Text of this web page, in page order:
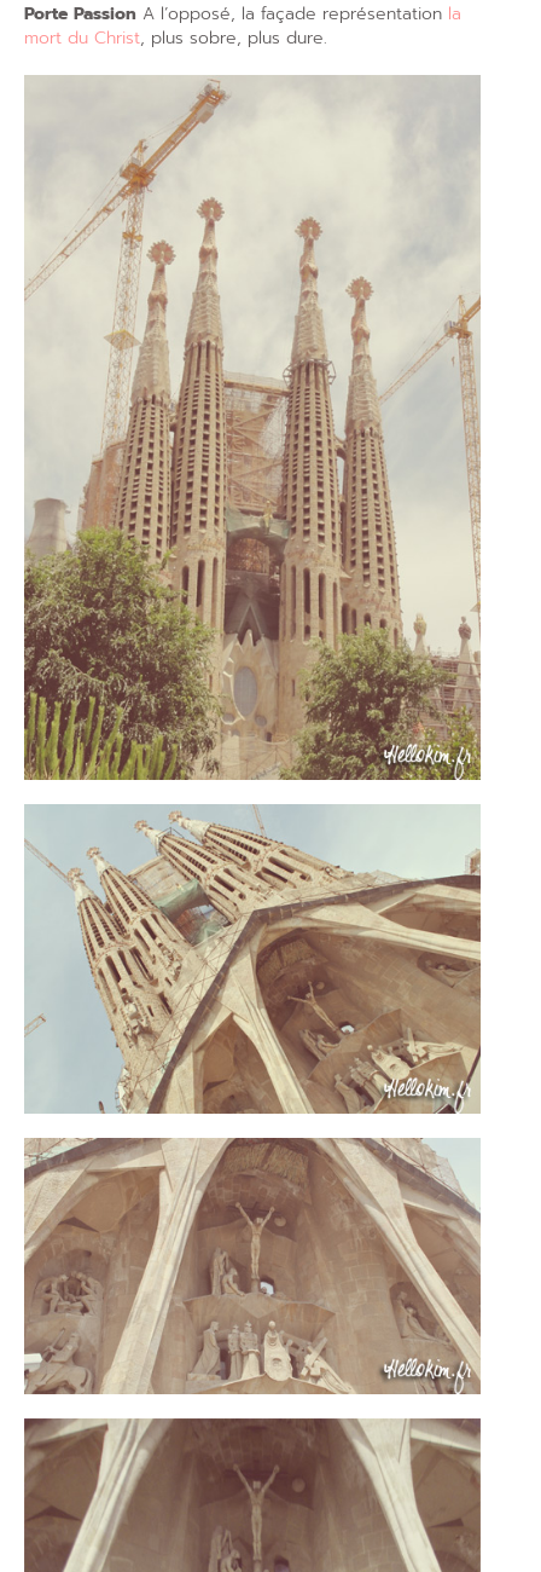
Porte Passion A l’opposé, la façade représentation la
mort du Christ, plus sobre, plus dure.